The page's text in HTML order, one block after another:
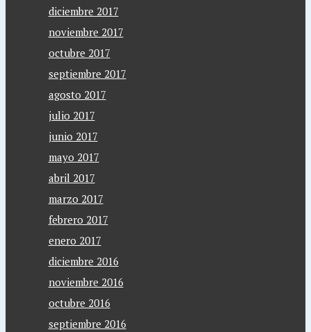
diciembre 2017
noviembre 2017
octubre 2017
septiembre 2017
agosto 2017
julio 2017
junio 2017
mayo 2017
abril 2017
marzo 2017
febrero 2017
enero 2017
diciembre 2016
noviembre 2016
octubre 2016
septiembre 2016